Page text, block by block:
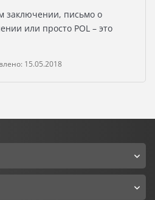
заключении, письмо о
или просто POL – это
15.05.2018